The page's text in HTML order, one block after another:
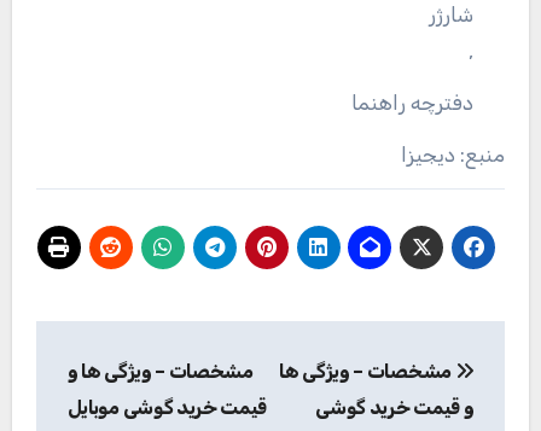
شارژر
,
دفترچه‌ راهنما
منبع: دیجیزا
نوشته
مشخصات – ویژگی ها
و قیمت خرید گوشی
مشخصات – ویژگی ها و
قیمت خرید گوشی موبایل